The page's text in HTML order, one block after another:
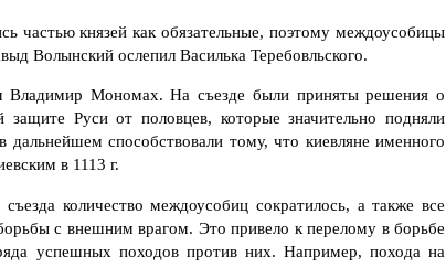
частью князей как обязательные, поэтому междоусобицы
Волынский ослепил Василька Теребовльского.
Владимир Мономах. На съезде были приняты решения о
Руси от половцев, которые значительно подняли
способствовали тому, что киевляне именного
в 1113 г.
количество междоусобиц сократилось, а также все
с внешним врагом. Это привело к перелому в борьбе
успешных походов против них. Например, похода на